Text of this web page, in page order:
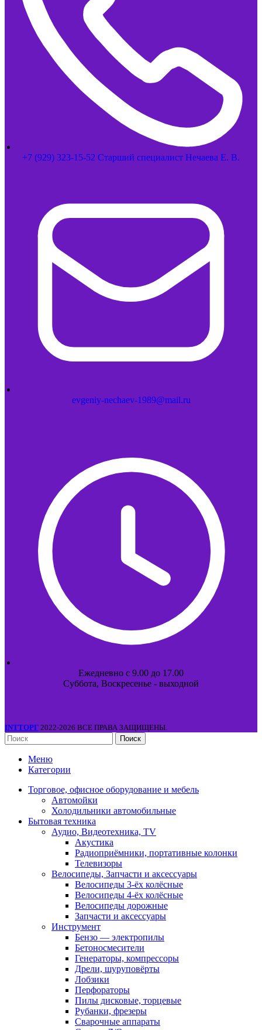
+7 (929) 323-15-52 Старший специалист Нечаева Е. В.
evgeniy-nechaev-1989@mail.ru
Ежедневно с 9.00 до 17.00
Суббота, Воскресенье - выходной
INTТОРГ 2022-2026 ВСЕ ПРАВА ЗАЩИЩЕНЫ.
Поиск
Меню
Категории
Торговое, офисное оборудование и мебель
Автомойки
Холодильники автомобильные
Бытовая техника
Аудио, Видеотехника, TV
Акустика
Радиоприёмники, портативные колонки
Телевизоры
Велосипеды, Запчасти и аксессуары
Велосипеды 3-ёх колёсные
Велосипеды 4-ёх колёсные
Велосипеды дорожные
Запчасти и аксессуары
Инструмент
Бензо — электропилы
Бетоносмесители
Генераторы, компрессоры
Дрели, шуруповёрты
Лобзики
Перфораторы
Пилы дисковые, торцевые
Рубанки, фрезеры
Сварочные аппараты